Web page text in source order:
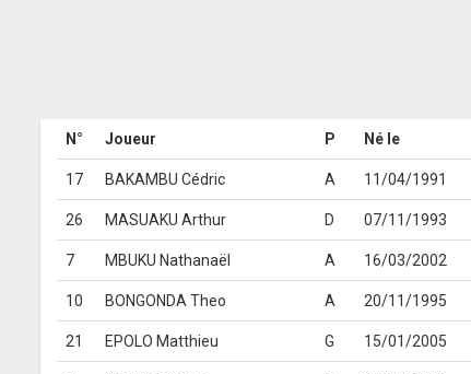
N° Joueur P Né le
17 BAKAMBU Cédric A 11/04/1991
26 MASUAKU Arthur D 07/11/1993
7 MBUKU Nathanaël A 16/03/2002
10 BONGONDA Theo A 20/11/1995
21 EPOLO Matthieu G 15/01/2005